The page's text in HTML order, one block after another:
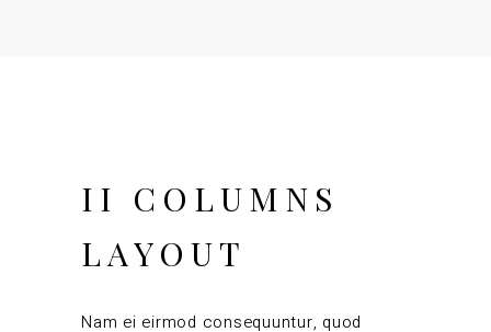
II COLUMNS
LAYOUT
Nam ei eirmod consequuntur, quod